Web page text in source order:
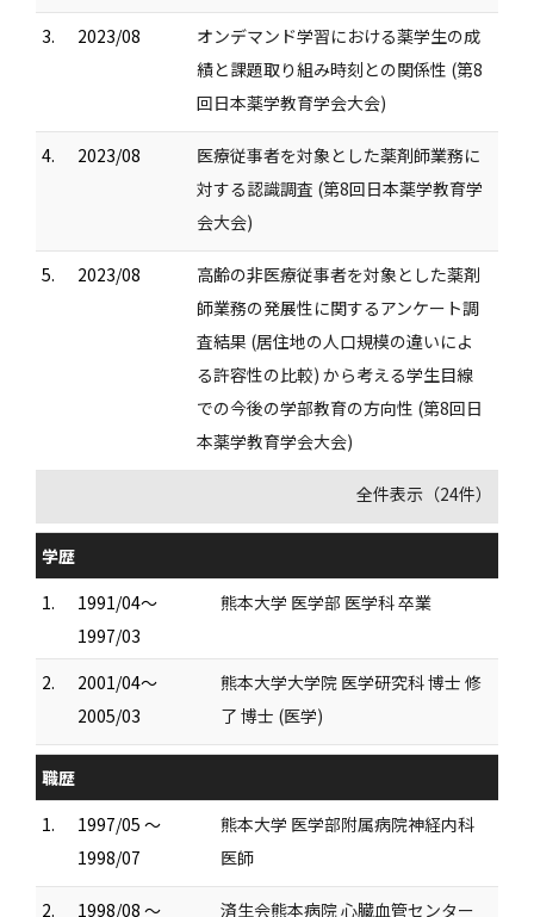
3. 2023/08
オンデマンド学習における薬学生の成
績と課題取り組み時刻との関係性 (第8
回日本薬学教育学会大会)
4. 2023/08
医療従事者を対象とした薬剤師業務に
対する認識調査 (第8回日本薬学教育学
会大会)
5. 2023/08
高齢の非医療従事者を対象とした薬剤
師業務の発展性に関するアンケート調
査結果 (居住地の人口規模の違いによ
る許容性の比較) から考える学生目線
での今後の学部教育の方向性 (第8回日
本薬学教育学会大会)
全件表示（24件）
学歴
1.
1991/04～
1997/03
熊本大学 医学部 医学科 卒業
2.
2001/04～
2005/03
熊本大学大学院 医学研究科 博士 修
了 博士 (医学)
職歴
1.
1997/05 ～
1998/07
熊本大学 医学部附属病院神経内科
医師
2. 1998/08 ～ 済生会熊本病院 心臓血管センター